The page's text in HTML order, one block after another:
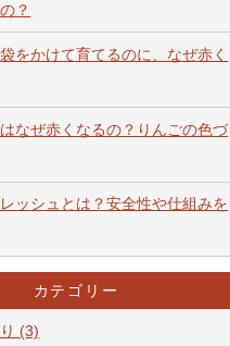
？
をかけて育てるのに、なぜ赤く
なぜ赤くなるの？りんごの色づ
ッシュとは？安全性や仕組みを
カテゴリー
(3)